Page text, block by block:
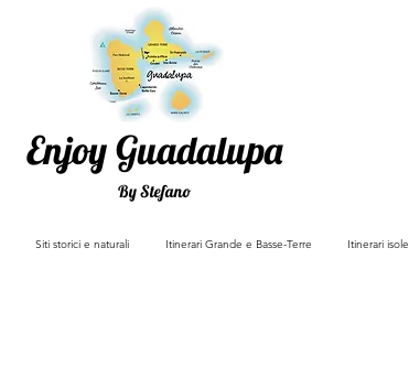
Enjoy Guadalupa
By Stefano
Siti storici e naturali Itinerari Grande e Basse-Terre Itinerari isole